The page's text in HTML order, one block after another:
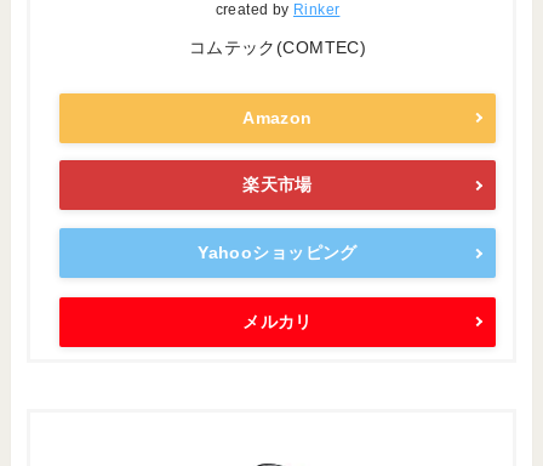
created by Rinker
コムテック(COMTEC)
Amazon
楽天市場
Yahooショッピング
メルカリ